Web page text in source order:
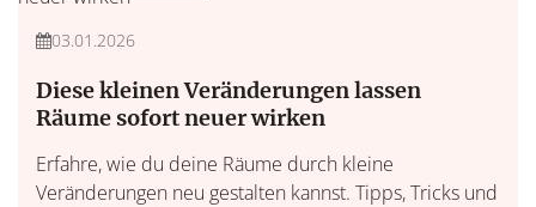
03.01.2026
Diese kleinen Veränderungen lassen
Räume sofort neuer wirken
Erfahre, wie du deine Räume durch kleine
Veränderungen neu gestalten kannst. Tipps, Tricks und